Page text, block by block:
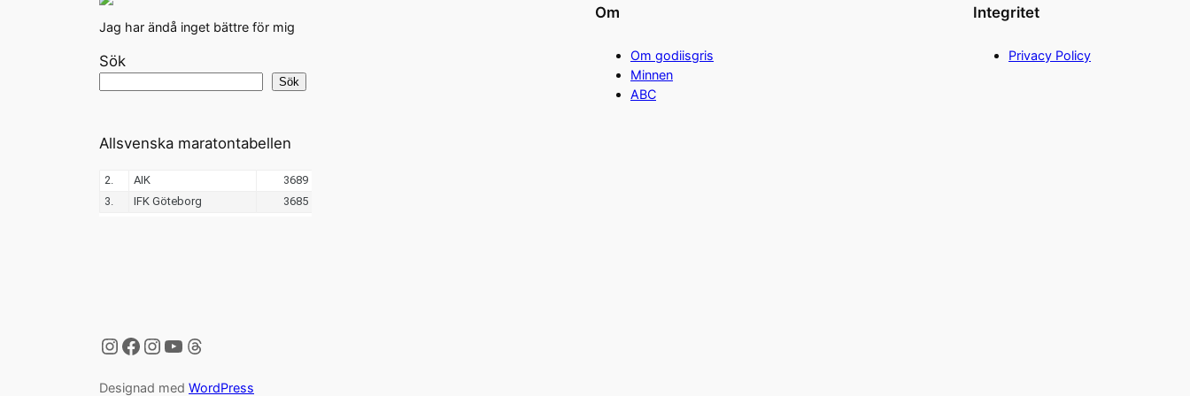
Jag har ändå inget bättre för mig
Sök
Sök
Om
Om godiisgris
Minnen
ABC
Integritet
Privacy Policy
Allsvenska maratontabellen
Instagram
Facebook
Instagram
YouTube
Threads
Designad med WordPress